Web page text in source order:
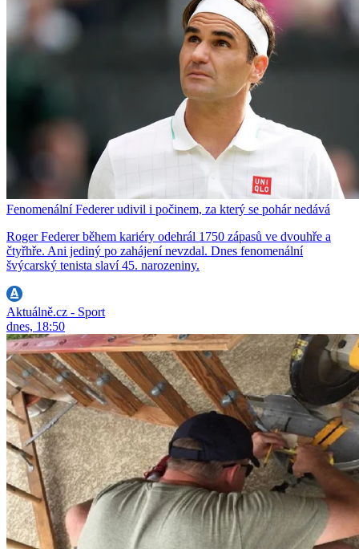
Fenomenální Federer udivil i počinem, za který se pohár nedává
Roger Federer během kariéry odehrál 1750 zápasů ve dvouhře a
čtyřhře. Ani jediný po zahájení nevzdal. Dnes fenomenální
švýcarský tenista slaví 45. narozeniny.
Aktuálně.cz - Sport
dnes, 18:50